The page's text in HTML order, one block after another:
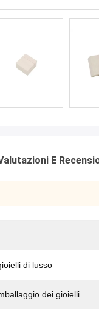
E
di lusso
dei gioielli